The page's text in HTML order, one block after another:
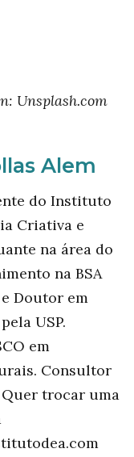
Unsplash.com
Alem
do Instituto
Criativa e
na área do
na BSA
Doutor em
USP.
em
Consultor
trocar uma